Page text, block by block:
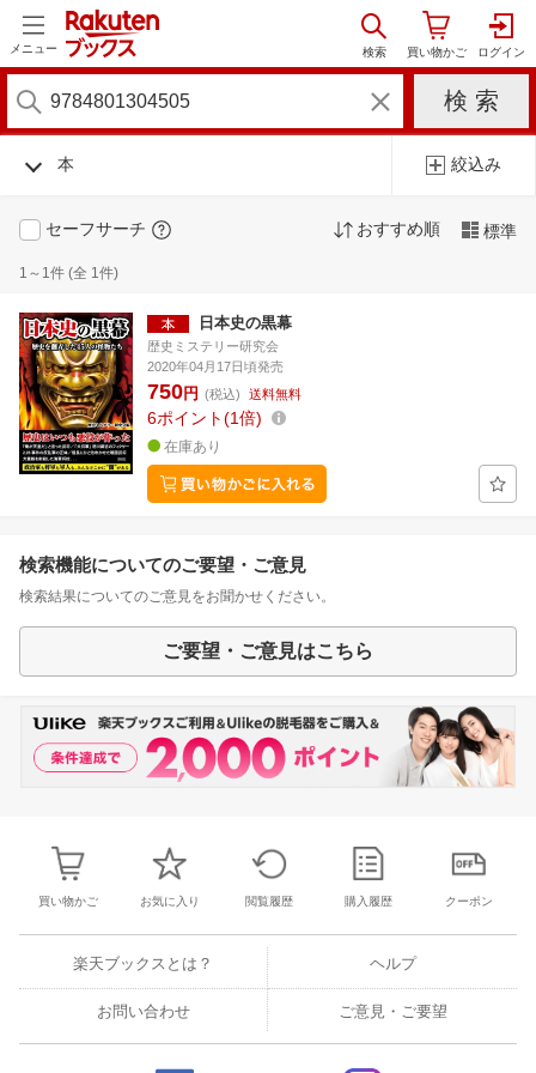
メニュー
本 絞込み
セーフサーチ おすすめ順 標準
1～1件 (全 1件)
日本史の黒幕
歴史ミステリー研究会
2020年04月17日頃発売
750円 (税込) 送料無料
6ポイント 1倍
在庫あり
検索機能についてのご要望・ご意見
検索結果についてのご意見をお聞かせください。
ご要望・ご意見はこちら
買い物かご お気に入り 閲覧履歴 購入履歴 クーポン
楽天ブックスとは？ ヘルプ
お問い合わせ ご意見・ご要望